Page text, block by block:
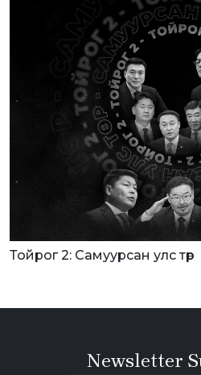
Тойрог 2: Самуурсан улс төр
Newsletter